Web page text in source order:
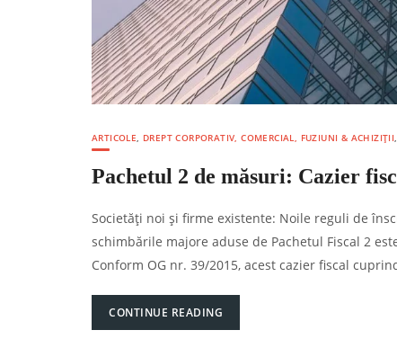
ARTICOLE DREPT CORPORATIV, COMERCIAL, FUZIUNI & ACHIZIȚII
Pachetul 2 de măsuri: Cazier
Societăți noi și firme existente: Noile reguli de
schimbările majore aduse de Pachetul Fiscal 2
Conform OG nr. 39/2015, acest cazier fiscal
CONTINUE READING